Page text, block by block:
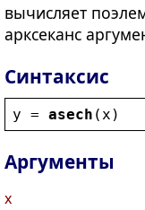
вычисляет
арксеканс
Синтаксис
y = asech ( x )
Аргументы
x